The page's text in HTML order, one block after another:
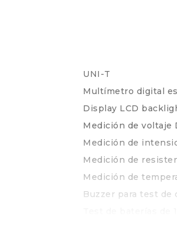
UNI-T
Multímetro digital
Display LCD
Medición de voltaje
Medición de
Medición de
Medición de
Buzzer para test de